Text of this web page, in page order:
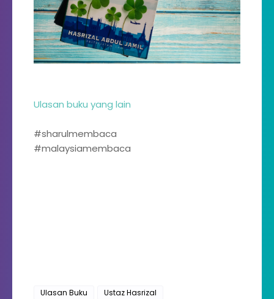
Ulasan buku yang lain
#sharulmembaca
#malaysiamembaca
Ulasan Buku Ustaz Hasrizal